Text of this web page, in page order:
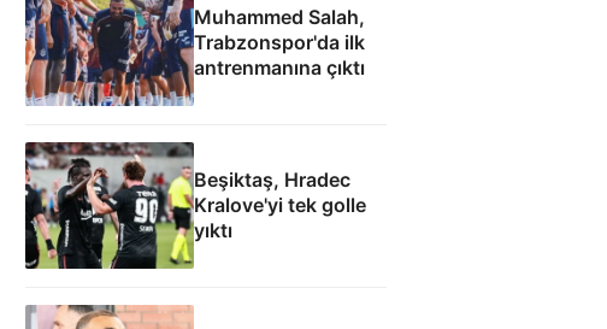
Muhammed Salah,
Trabzonspor'da ilk
antrenmanına çıktı
Beşiktaş, Hradec
Kralove'yi tek golle
yıktı